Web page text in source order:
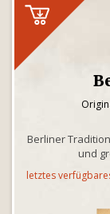
Berliner
und
letztes